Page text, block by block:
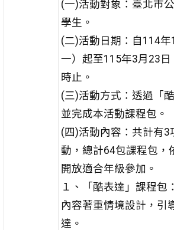
(一)活動對象：臺北市
學生。
(二)活動日期：自114年
一）起至115年3月23
時止。
(三)活動方式：透過「
並完成本活動課程包。
(四)活動內容：共計有3
動，總計64包課程包，
開放適合年級參加。
１、「酷表達」課程包
內容著重情境設計，引
達。